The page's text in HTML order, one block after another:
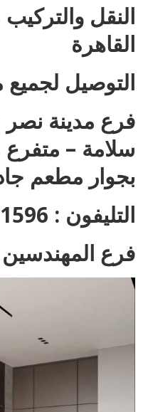
النقل
القاهرة
التوصيل
سلامة –
بجوار مطعم
التليفون : 01270001596
فرع المهندسين :